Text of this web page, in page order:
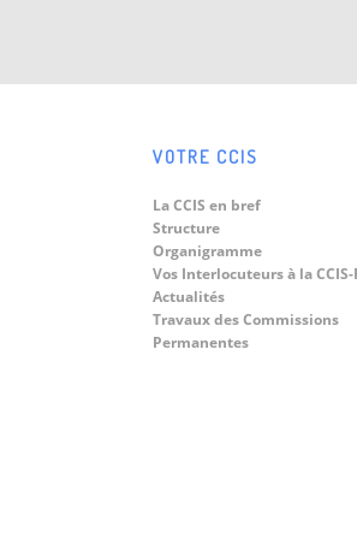
relations...
« World Technology
Digital Twins 2026 »
thème : « Driving
Territorial
Morocco And In Africa
Digital Transformation ».
Du 8 au 10...
VOTRE CCIS
La CCIS en bref
Structure
Organigramme
Vos Interlocuteurs à la CCIS-
Actualités
Travaux des Commissions
Permanentes